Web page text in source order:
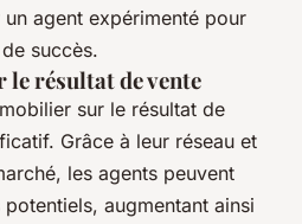
agent expérimenté pour
succès.
le résultat de vente
sur le résultat de
Grâce à leur réseau et
les agents peuvent
augmentant ainsi